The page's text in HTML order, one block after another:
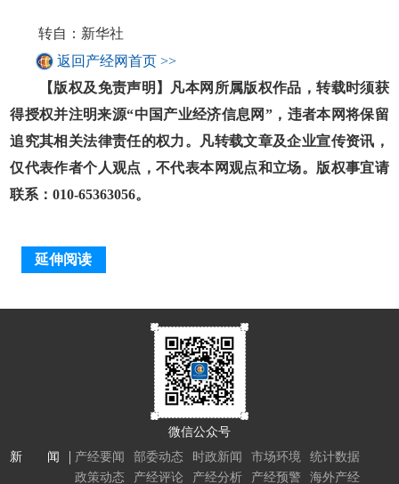
转自：新华社
返回产经网首页 >>
【版权及免责声明】凡本网所属版权作品，转载时须获
得授权并注明来源“中国产业经济信息网”，违者本网将保留
追究其相关法律责任的权力。凡转载文章及企业宣传资讯，
仅代表作者个人观点，不代表本网观点和立场。版权事宜请
联系：010-65363056。
延伸阅读
微信公众号
新 闻
产经要闻 部委动态 时政新闻 市场环境
统计数据
政策动态
产经评论 产经分析 产经预警 海外产经